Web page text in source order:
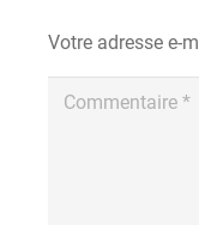
Votre adresse e-